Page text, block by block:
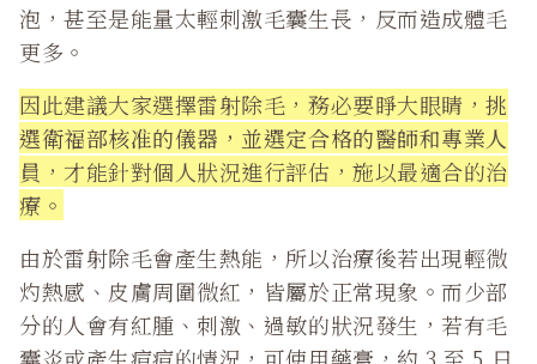
泡，甚至是能量太輕刺激毛囊生長，反而造成體毛
更多。
因此建議大家選擇雷射除毛，務必要睜大眼睛，挑
選衛福部核准的儀器，並選定合格的醫師和專業人
員 ，才能針對個人狀況進行評估，施以最適合的治
療。
由於雷射除毛會產生熱能，所以治療後若出現輕微
灼熱感、皮膚周圍微紅，皆屬於正常現象。而少部
分的人會有紅腫、刺激、過敏的狀況發生，若有毛
囊炎或產生痘痘的情況，可使用藥膏，約 3 至 5 日